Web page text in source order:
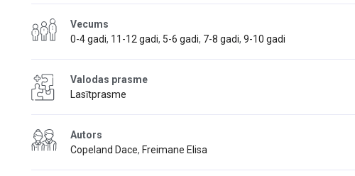
Vecums
0-4 gadi, 11-12 gadi, 5-6 gadi, 7-8 gadi, 9-10 gadi
Valodas prasme
Lasītprasme
Autors
Copeland Dace, Freimane Elisa